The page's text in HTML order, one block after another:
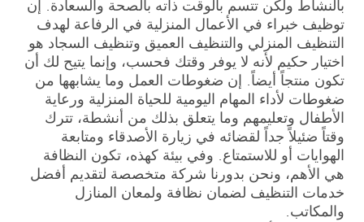
بالنشاط ولكن تتسم بالوقت ذاته بالصحة والسعادة. إن
توظيف خبراء في الأعمال المنزلية في الرفاعة لهدف
التنظيف المنزلي والتنظيف العميق وتنظيف السجاد هو
اختيار حكيم لأنه لا يوفر وقتك فحسب، وإنما يتيح لك أن
تكون منتجاً أيضاً. إن ضغوطات العمل وما يشابهها من
ضغوطات لأداء المهام اليومية للحياة المنزلية ورعاية
الأطفال وتعليمهم وما يتعلق بذلك من أنشطة، تترك
وقتاً ضئيلاً جداً لقضائه في زيارة الأصدقاء ومتابعة
الهوايات أو للاستمتاع. وفي بيئة كهذه، تكون النظافة
هي الأهم، ونحن بدورنا شركة متخصصة لتقديم أفضل
خدمات التنظيف لضمان نظافة ولمعان المنازل
والمكاتب.